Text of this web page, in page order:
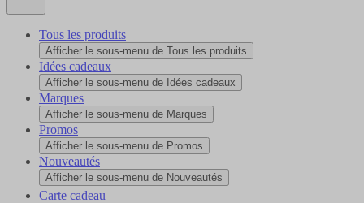
Tous les produits
Afficher le sous-menu de Tous les produits
Idées cadeaux
Afficher le sous-menu de Idées cadeaux
Marques
Afficher le sous-menu de Marques
Promos
Afficher le sous-menu de Promos
Nouveautés
Afficher le sous-menu de Nouveautés
Carte cadeau